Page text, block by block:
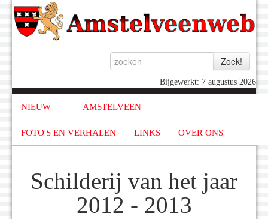
Bijgewerkt: 7 augustus 2026
NIEUW AMSTELVEEN
FOTO'S EN VERHALEN LINKS OVER ONS
Schilderij van het jaar
2012 - 2013